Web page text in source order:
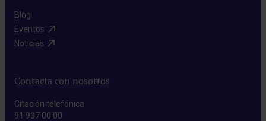
Blog​
Eventos​
Noticias​
Contacta con nosotros
Citación telefónica
91 937 00 00